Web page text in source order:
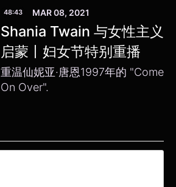
48:43 MAR 08, 2021
Shania Twain 与女性主义
启蒙丨妇女节特别重播
重温仙妮亚·唐恩1997年的 "Come
On Over".